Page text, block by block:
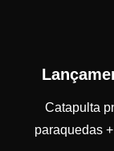
Catapulta
paraquedas